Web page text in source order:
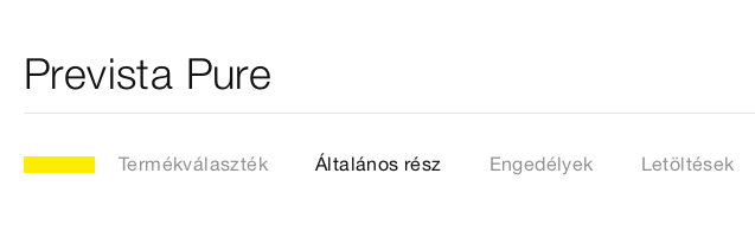
Prevista Pure
Termékválaszték Általános rész Engedélyek Letöltések